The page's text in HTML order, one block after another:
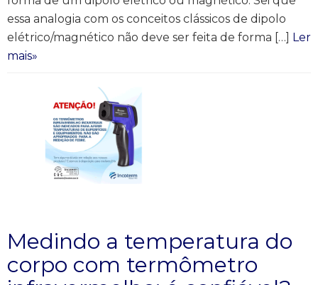
essa analogia com os conceitos clássicos de dipolo
elétrico/magnético não deve ser feita de forma […] Ler
mais»
Medindo a temperatura do
corpo com termômetro